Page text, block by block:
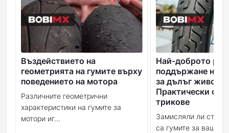
Въздействието на
геометрията на гумите върху
поведението на мотора
Различните геометрични
характеристики на гумите за
мотори иг...
Най-доброто
поддържане на
за дълъг живот:
Практически
трикове
Замисляли ли сте
са гумите за вашия